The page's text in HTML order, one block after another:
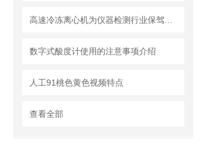
数字式酸度计使用的注意事项介绍
人工91桃色黄色视频特点
查看全部